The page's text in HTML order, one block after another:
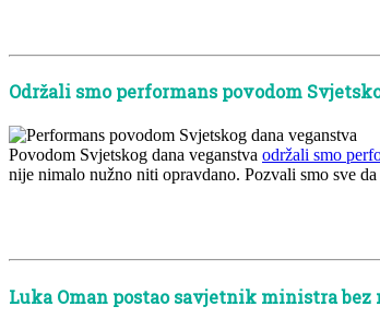
Održali smo performans povodom
Povodom Svjetskog dana veganstva održali smo
nije nimalo nužno niti opravdano. Pozvali smo sve
Luka Oman postao savjetnik ministra bez